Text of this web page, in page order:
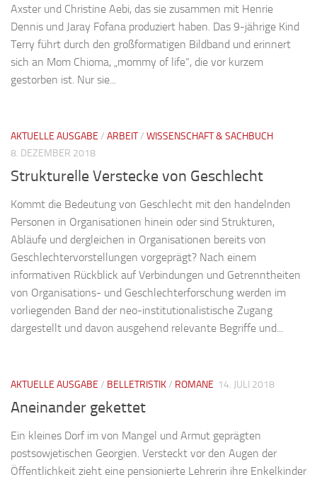
Axster und Christine Aebi, das sie zusammen mit Henrie
Dennis und Jaray Fofana produziert haben. Das 9-jährige Kind
Terry führt durch den großformatigen Bildband und erinnert
sich an Mom Chioma, „mommy of life“, die vor kurzem
gestorben ist. Nur sie...
AKTUELLE AUSGABE / ARBEIT/ WISSENSCHAFT & SACHBUCH
8. DEZEMBER 2018
Strukturelle Verstecke von Geschlecht
Kommt die Bedeutung von Geschlecht mit den handelnden
Personen in Organisationen hinein oder sind Strukturen,
Abläufe und dergleichen in Organisationen bereits von
Geschlechtervorstellungen vorgeprägt? Nach einem
informativen Rückblick auf Verbindungen und Getrenntheiten
von Organisations- und Geschlechterforschung werden im
vorliegenden Band der neo-institutionalistische Zugang
dargestellt und davon ausgehend relevante Begriffe und...
AKTUELLE AUSGABE / BELLETRISTIK/ ROMANE 14. JULI 2018
Aneinander gekettet
Ein kleines Dorf im von Mangel und Armut geprägten
postsowjetischen Georgien. Versteckt vor den Augen der
Öffentlichkeit zieht eine pensionierte Lehrerin ihre Enkelkinder